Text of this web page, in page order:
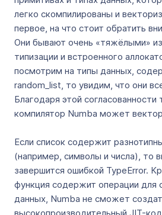
легко скомпилированы и
первое, на что стоит обратить
Они бывают очень «тяжёлыми»
типизации и встроенного
посмотрим на типы данных,
random_list, то увидим, что они
Благодаря этой согласованности
компилятор Numba может
Если список содержит
(например, символы и числа), то
завершится ошибкой TypeError.
функция содержит операции для
данных, Numba не сможет